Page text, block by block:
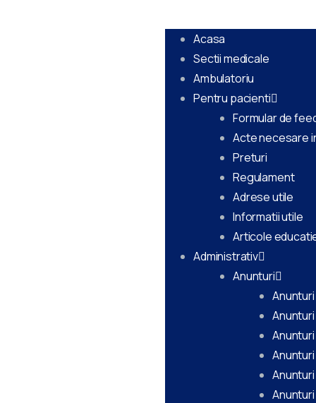
Acasa
Sectii medicale
Ambulatoriu
Pentru pacienti
Formular de
Acte necesare
Preturi
Regulament
Adrese utile
Informatii utile
Articole
Administrativ
Anunturi
Anunturi
Anunturi
Anunturi